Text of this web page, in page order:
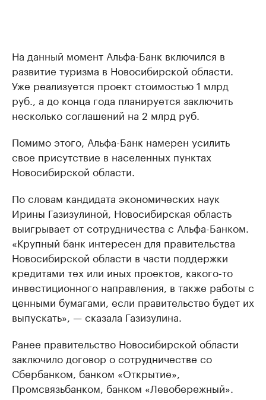
На данный момент Альфа-Банк включился в
развитие туризма в Новосибирской области.
Уже реализуется проект стоимостью 1 млрд
руб., а до конца года планируется заключить
несколько соглашений на 2 млрд руб.
Помимо этого, Альфа-Банк намерен усилить
свое присутствие в населенных пунктах
Новосибирской области.
По словам кандидата экономических наук
Ирины Газизулиной, Новосибирская область
выигрывает от сотрудничества с Альфа-Банком.
«Крупный банк интересен для правительства
Новосибирской области в части поддержки
кредитами тех или иных проектов, какого-то
инвестиционного направления, в также работы с
ценными бумагами, если правительство будет их
выпускать», — сказала Газизулина.
Ранее правительство Новосибирской области
заключило договор о сотрудничестве со
Сбербанком, банком «Открытие»,
Промсвязьбанком, банком «Левобережный».